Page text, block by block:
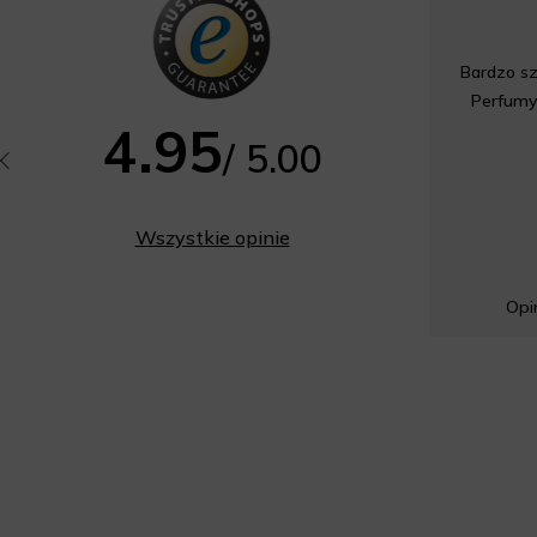
4.95/ 5.00
Wszystkie opinie
Bardzo